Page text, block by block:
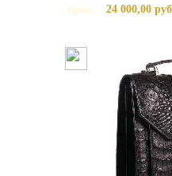
Цена:
24 000,00